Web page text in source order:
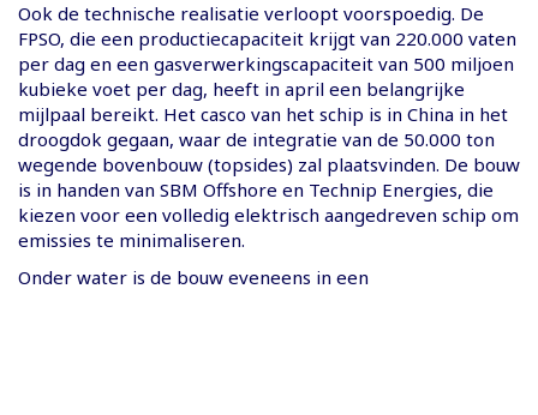
Ook de technische realisatie verloopt voorspoedig. De
FPSO, die een productiecapaciteit krijgt van 220.000 vaten
per dag en een gasverwerkingscapaciteit van 500 miljoen
kubieke voet per dag, heeft in april een belangrijke
mijlpaal bereikt. Het casco van het schip is in China in het
droogdok gegaan, waar de integratie van de 50.000 ton
wegende bovenbouw (topsides) zal plaatsvinden. De bouw
is in handen van SBM Offshore en Technip Energies, die
kiezen voor een volledig elektrisch aangedreven schip om
emissies te minimaliseren.
Onder water is de bouw eveneens in een